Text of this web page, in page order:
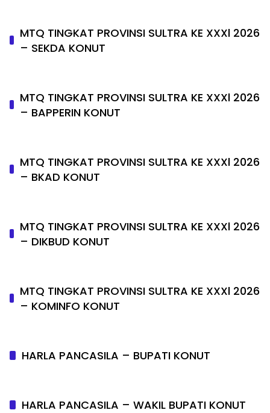
MTQ TINGKAT PROVINSI SULTRA KE XXXl 2026
– SEKDA KONUT
MTQ TINGKAT PROVINSI SULTRA KE XXXl 2026
– BAPPERIN KONUT
MTQ TINGKAT PROVINSI SULTRA KE XXXl 2026
– BKAD KONUT
MTQ TINGKAT PROVINSI SULTRA KE XXXl 2026
– DIKBUD KONUT
MTQ TINGKAT PROVINSI SULTRA KE XXXl 2026
– KOMINFO KONUT
HARLA PANCASILA – BUPATI KONUT
HARLA PANCASILA – WAKIL BUPATI KONUT